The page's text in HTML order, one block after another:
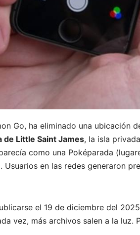
Go, ha eliminado una ubicación
de Little Saint James, la isla
como una Poképarada
en las redes generaron
el 19 de diciembre del
vez, más archivos salen a la